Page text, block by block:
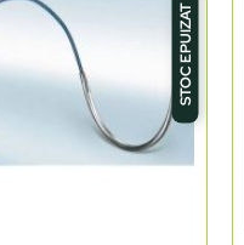
STOC EPUIZAT